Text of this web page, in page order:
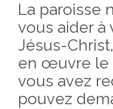
La paroisse
vous aider à
Jésus-
en œuvre le
vous avez
pouvez